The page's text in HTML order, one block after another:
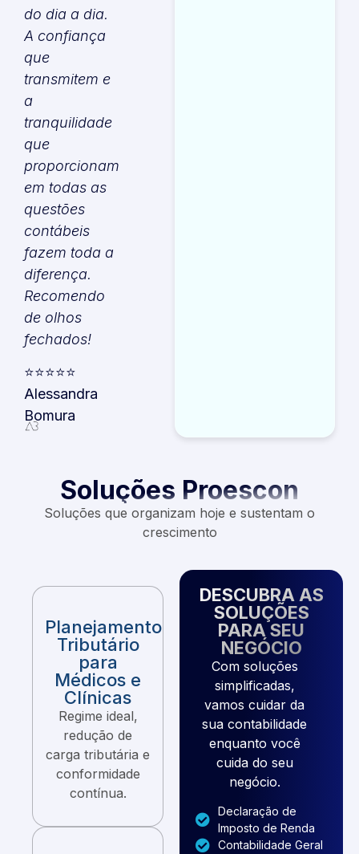
do dia a dia.
A confiança
que
transmitem e
a
tranquilidade
que
proporcionam
em todas as
questões
contábeis
fazem toda a
diferença.
Recomendo
de olhos
fechados!
⭐⭐⭐⭐⭐
Alessandra
Bomura
Soluções Proescon
Soluções que organizam hoje e sustentam o
crescimento
Planejamento
Tributário
para
Médicos e
Clínicas
Regime ideal,
redução de
carga tributária e
conformidade
contínua.
DESCUBRA AS
SOLUÇÕES
PARA SEU
NEGÓCIO
Com soluções
simplificadas,
vamos cuidar da
sua contabilidade
enquanto você
cuida do seu
negócio.
Declaração de
Imposto de Renda
Contabilidade Geral